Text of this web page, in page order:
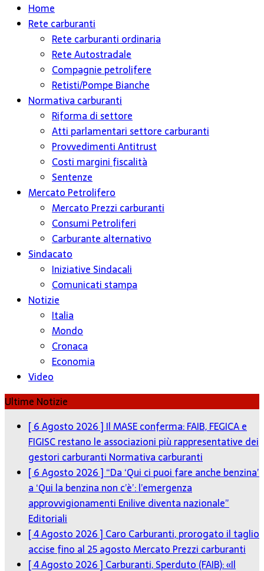
Home
Rete carburanti
Rete carburanti ordinaria
Rete Autostradale
Compagnie petrolifere
Retisti/Pompe Bianche
Normativa carburanti
Riforma di settore
Atti parlamentari settore carburanti
Provvedimenti Antitrust
Costi margini fiscalità
Sentenze
Mercato Petrolifero
Mercato Prezzi carburanti
Consumi Petroliferi
Carburante alternativo
Sindacato
Iniziative Sindacali
Comunicati stampa
Notizie
Italia
Mondo
Cronaca
Economia
Video
Ultime Notizie
[ 6 Agosto 2026 ]Il MASE conferma: FAIB, FEGICA e
FIGISC restano le associazioni più rappresentative dei
gestori carburantiNormativa carburanti
[ 6 Agosto 2026 ]“Da ‘Qui ci puoi fare anche benzina’
a ‘Qui la benzina non c’è’: l’emergenza
approvvigionamenti Enilive diventa nazionale”
Editoriali
[ 4 Agosto 2026 ]Caro Carburanti, prorogato il taglio
accise fino al 25 agostoMercato Prezzi carburanti
[ 4 Agosto 2026 ]Carburanti, Sperduto (FAIB): «Il